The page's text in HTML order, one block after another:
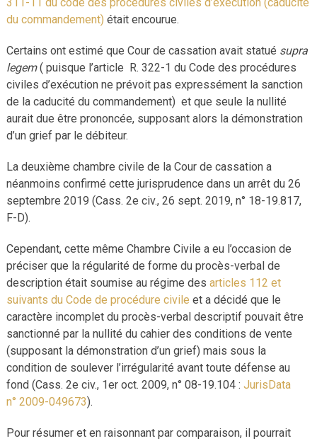
311-11 du code des procédures civiles d’exécution (caducité
du commandement) était encourue.
Certains ont estimé que Cour de cassation avait statué supra
legem( puisque l’article R. 322-1 du Code des procédures
civiles d’exécution ne prévoit pas expressément la sanction
de la caducité du commandement) et que seule la nullité
aurait due être prononcée, supposant alors la démonstration
d’un grief par le débiteur.
La deuxième chambre civile de la Cour de cassation a
néanmoins confirmé cette jurisprudence dans un arrêt du 26
septembre 2019 (Cass. 2e civ., 26 sept. 2019, n° 18-19.817,
F-D).
Cependant, cette même Chambre Civile a eu l’occasion de
préciser que la régularité de forme du procès-verbal de
description était soumise au régime des articles 112 et
suivants du Code de procédure civile et a décidé que le
caractère incomplet du procès-verbal descriptif pouvait être
sanctionné par la nullité du cahier des conditions de vente
(supposant la démonstration d’un grief) mais sous la
condition de soulever l’irrégularité avant toute défense au
fond (Cass. 2e civ., 1er oct. 2009, n° 08-19.104 : JurisData
n° 2009-049673).
Pour résumer et en raisonnant par comparaison, il pourrait